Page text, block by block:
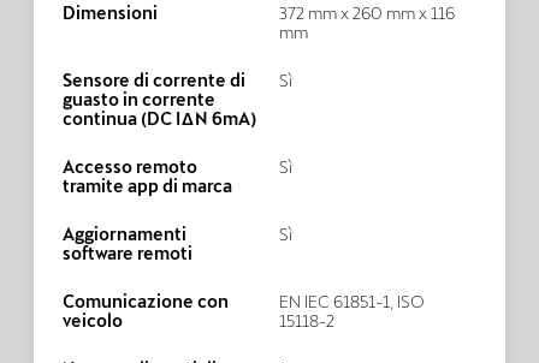
Dimensioni
372 mm x 260 mm x 116
mm
Sensore di corrente di
guasto in corrente
continua (DC IΔN 6mA)
Sì
Accesso remoto
tramite app di marca
Sì
Aggiornamenti
software remoti
Sì
Comunicazione con
veicolo
EN IEC 61851-1, ISO
15118-2